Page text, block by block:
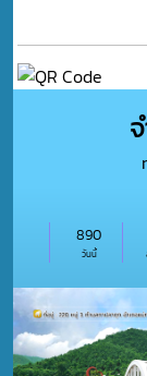
วันนี้
890